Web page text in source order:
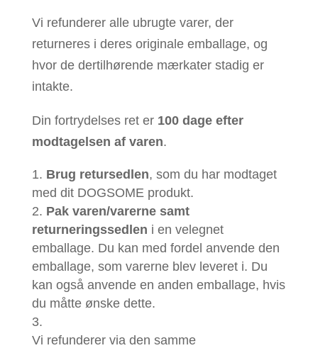
Vi refunderer alle ubrugte varer, der
returneres i deres originale emballage, og
hvor de dertilhørende mærkater stadig er
intakte.
Din fortrydelses ret er 100 dage efter
modtagelsen af varen.
Brug retursedlen, som du har modtaget
med dit DOGSOME produkt.
Pak varen/varerne samt
returneringssedlen i en velegnet
emballage. Du kan med fordel anvende den
emballage, som varerne blev leveret i. Du
kan også anvende en anden emballage, hvis
du måtte ønske dette.
Vi refunderer via den samme